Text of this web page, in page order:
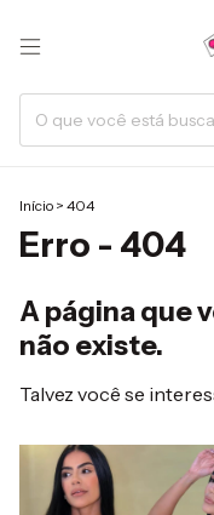
Início > 404
Erro - 404
A página que
não existe.
Talvez você se